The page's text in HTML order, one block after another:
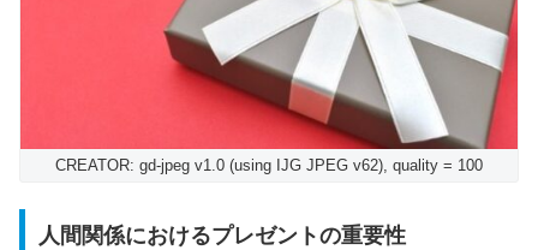
CREATOR: gd-jpeg v1.0 (using IJG JPEG v62), quality = 100
人間関係におけるプレゼントの重要性